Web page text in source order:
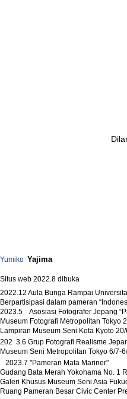
矢嶋裕
Yumiko Yajima
Situs web 2022.8 dibuka
2022.12 Aula Bunga Rampai
Berpartisipasi dalam pameran
2023.5
Asosiasi Fotografer Jepang
Museum Fotografi Metropolitan Tokyo
Lampiran Museum Seni Kota Kyoto
202 3.6 Grup Fotografi Realisme
Museum Seni Metropolitan Tokyo 6/7-
2023.7 "Pameran Mata Mariner"
Gudang Bata Merah Yokohama No. 1
Galeri Khusus Museum Seni Asia
Ruang Pameran Besar Civic Center